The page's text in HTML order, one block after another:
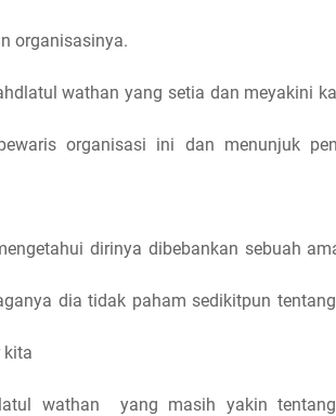
organisasinya.
wathan yang setia dan meyakini
organisasi ini dan menunjuk
dirinya dibebankan sebuah
dia tidak paham sedikitpun
kita
wathan yang masih yakin